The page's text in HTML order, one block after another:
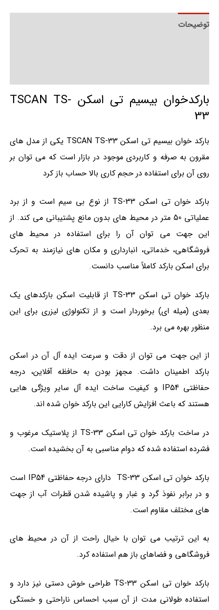
توضیحات
بارکدخوان بیسیم تی اسکن TSCAN TS-
33
بارکد خوان بیسیم تی اسکن TSCAN TS-33 یکی از مدل های
مقرون به صرفه و کاربردی موجود در بازار است که می توان بر
روی آن برای استفاده در حجم کاری بالا حساب باز کرد
بارکد خوان تی اسکن TS-33 از نوع بی سیم است و از برد
عملیاتی 50 متر در محیط های بدون مانع پشتیبانی می کند. از
این جهت می توان آن را برای استفاده در محیط های
فروشگاهی، خدماتی، انبارداری و مکان های نیازمند به تحرک
برای اسکن بارکد کاملاً مناسب دانست.
بارکد خوان تی اسکن TS-33 از قابلیت اسکن بارکدهای یک
بعدی (میله ای) برخوردار است و از تکنولوژی لیزری برای این
منظور بهره می برد.
از این جهت می توان از دقت و سرعت ایده آل آن در اسکن
بارکد اطمینان داشت. مجهز بودن به حافظه آفلاین، درجه
حفاظتی IP54 و کیفیت ساخت ایده آل سایر ویژگی هایی
هستند که باعث افزایش کارایی این بارکد خوان شده اند.
در ساخت بارکد خوان تی اسکن TS-33 از پلاستیک مرغوب و
فشرده استفاده شده که دوام مناسبی به آن بخشیده است.
بارکد خوان تی اسکن TS-33 دارای درجه حفاظتی IP54 است
و در برابر نفوذ گرد و غبار و پاشیده شدن قطرات آب از جهت
های مختلف مقاوم است.
به این ترتیب می توان با خیال راحت از آن در محیط های
فروشگاهی و فضاهای باز هم استفاده کرد.
بارکد خوان تی اسکن TS-33 طراحی خوش دستی نیز دارد و
استفاده طولانی مدت از آن سبب احساس ناراحتی و خستگی